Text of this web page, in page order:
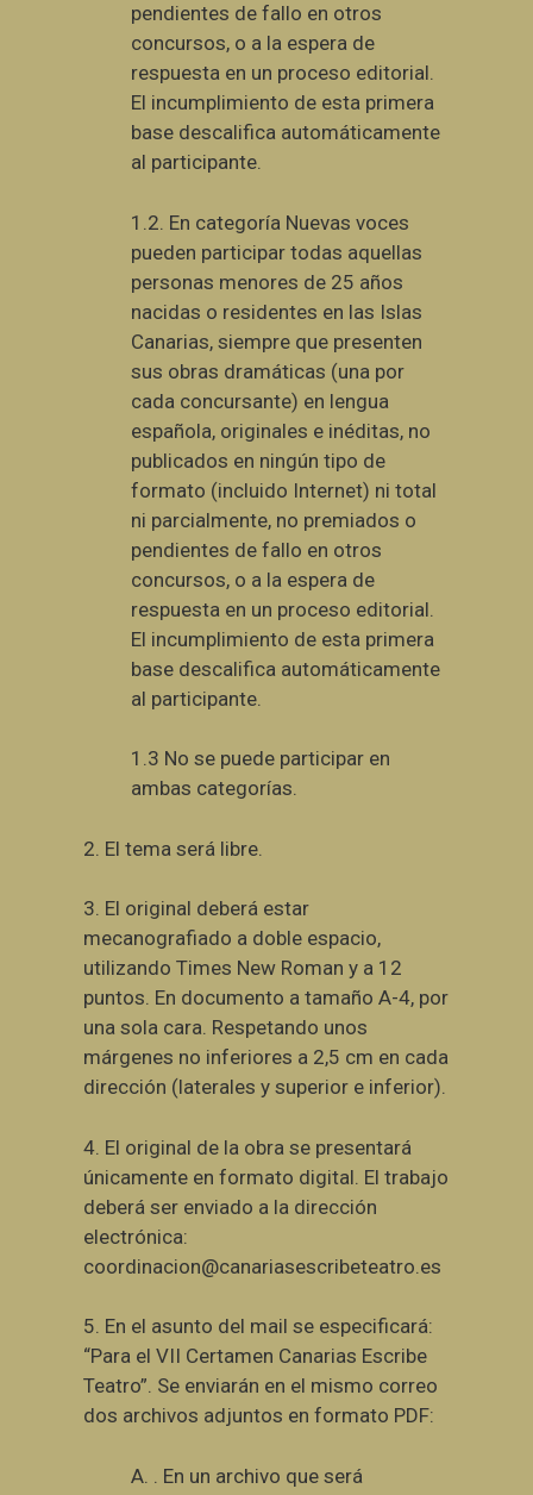
pendientes de fallo en otros
concursos, o a la espera de
respuesta en un proceso editorial.
El incumplimiento de esta primera
base descalifica automáticamente
al participante.
1.2. En categoría Nuevas voces
pueden participar todas aquellas
personas menores de 25 años
nacidas o residentes en las Islas
Canarias, siempre que presenten
sus obras dramáticas (una por
cada concursante) en lengua
española, originales e inéditas, no
publicados en ningún tipo de
formato (incluido Internet) ni total
ni parcialmente, no premiados o
pendientes de fallo en otros
concursos, o a la espera de
respuesta en un proceso editorial.
El incumplimiento de esta primera
base descalifica automáticamente
al participante.
1.3 No se puede participar en
ambas categorías.
2. El tema será libre.
3. El original deberá estar
mecanografiado a doble espacio,
utilizando Times New Roman y a 12
puntos. En documento a tamaño A-4, por
una sola cara. Respetando unos
márgenes no inferiores a 2,5 cm en cada
dirección (laterales y superior e inferior).
4. El original de la obra se presentará
únicamente en formato digital. El trabajo
deberá ser enviado a la dirección
electrónica:
coordinacion@canariasescribeteatro.es
5. En el asunto del mail se especificará:
“Para el VII Certamen Canarias Escribe
Teatro”. Se enviarán en el mismo correo
dos archivos adjuntos en formato PDF:
A.
. En un archivo que será